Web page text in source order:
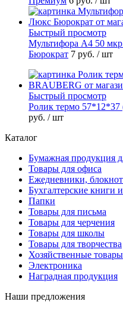
Быстрый просмотр
Мультифора А4 50
Бюрократ 7 руб. / шт
Быстрый просмотр
Ролик термо
руб. / шт
Каталог
Бумажная продукция
Товары для офиса
Ежедневники,
Бухгалтерские книги
Папки
Товары для письма
Товары для черчения
Товары для школы
Товары для творчества
Хозяйственные товары
Электроника
Наградная продукция
Наши предложения